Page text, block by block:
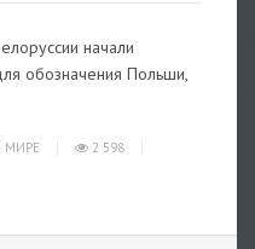
начали
обозначения Польши,
МИРЕ
2 598